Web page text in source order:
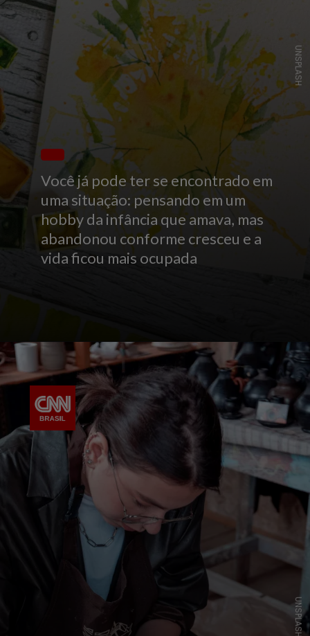
Você já pode ter se encontrado em
uma situação: pensando em um
hobby da infância que amava, mas
abandonou conforme cresceu e a
vida ficou mais ocupada
UNSPLASH
UNSPLASH